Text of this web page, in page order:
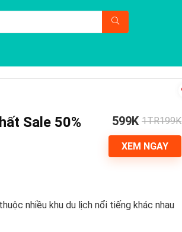
Sale 50% 599K 1TR199K
XEM NGAY
nhiều khu du lịch nổi tiếng khác nhau